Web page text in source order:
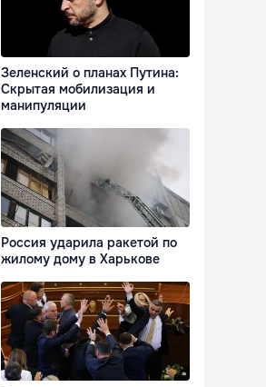
Зеленский о планах Путина:
Скрытая мобилизация и
манипуляции
Россия ударила ракетой по
жилому дому в Харькове